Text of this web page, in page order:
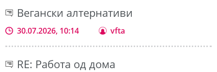
Вегански алтернативи
30.07.2026, 10:14 vfta
RE: Работа од дома